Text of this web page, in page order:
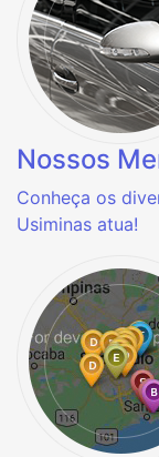
Nossos
Conheça os
Usiminas atua!